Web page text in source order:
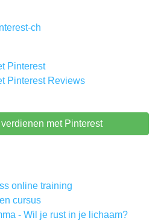
ch
Pinterest
PinterestReviews
met Pinterest
online training
cursus
- Wil je rust in je lichaam?